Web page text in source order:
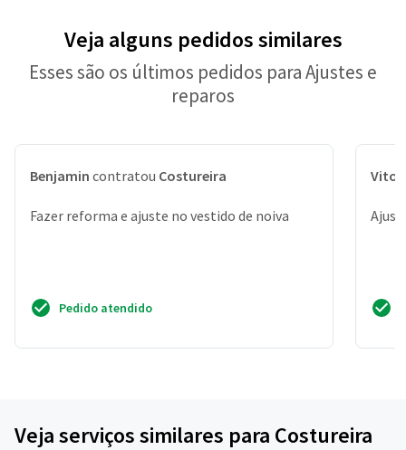
Veja alguns pedidos similares
Esses são os últimos pedidos para Ajustes e
reparos
Benjamin contratou Costureira
Fazer reforma e ajuste no vestido de noiva
Pedido atendido
Vitor
Veja serviços similares para Costureira